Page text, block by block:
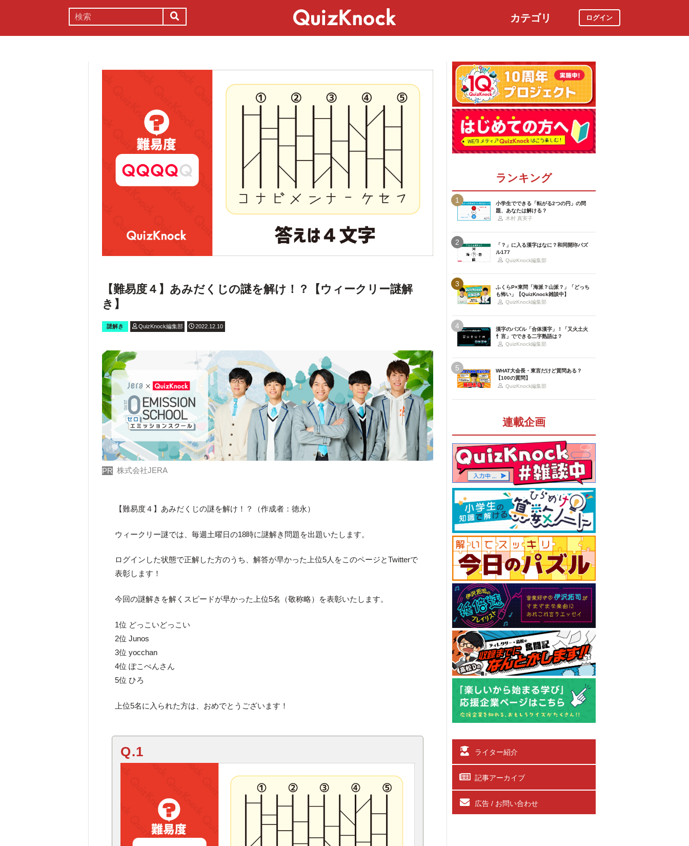
カテゴリ ログイン
【難易度４】あみだくじの謎を解け！？【ウィークリー謎解
き】
謎解き QuizKnock編集部 2022.12.10
PR 株式会社JERA
【難易度４】あみだくじの謎を解け！？（作成者：徳永）
ウィークリー謎では、毎週土曜日の18時に謎解き問題を出題いたします。
ログインした状態で正解した方のうち、解答が早かった上位5人をこのページとTwitterで
表彰します！
今回の謎解きを解くスピードが早かった上位5名（敬称略）を表彰いたします。
1位 どっこいどっこい
2位 Junos
3位 yocchan
4位 ぽこぺんさん
5位 ひろ
上位5名に入られた方は、おめでとうございます！
Q.1
ランキング
1
小学生でできる「転がる2つの円」の問
題、あなたは解ける？
木村 真実子
2
「？」に入る漢字はなに？和同開珎パズ
ル177
QuizKnock編集部
3
ふくらP×東問「海派？山派？」「どっち
も怖い」【QuizKnock雑談中】
QuizKnock編集部
4
漢字のパズル「合体漢字」！「又火土火
忄言」でできる二字熟語は？
QuizKnock編集部
5
WHAT大会長・東言だけど質問ある？
【100の質問】
QuizKnock編集部
連載企画
ライター紹介
記事アーカイブ
広告 / お問い合わせ